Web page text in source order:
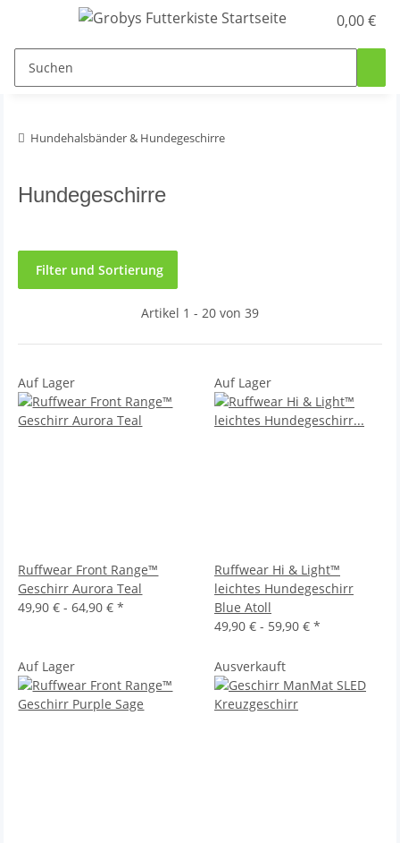
0,00 €
Hundehalsbänder & Hundegeschirre
Hundegeschirre
Filter und Sortierung
Artikel 1 - 20 von 39
Auf Lager
Ruffwear Front Range™
Geschirr Aurora Teal
49,90 € -64,90 €*
Auf Lager
Ruffwear Hi & Light™
leichtes Hundegeschirr
Blue Atoll
49,90 € - 59,90 € *
Auf Lager Ausverkauft